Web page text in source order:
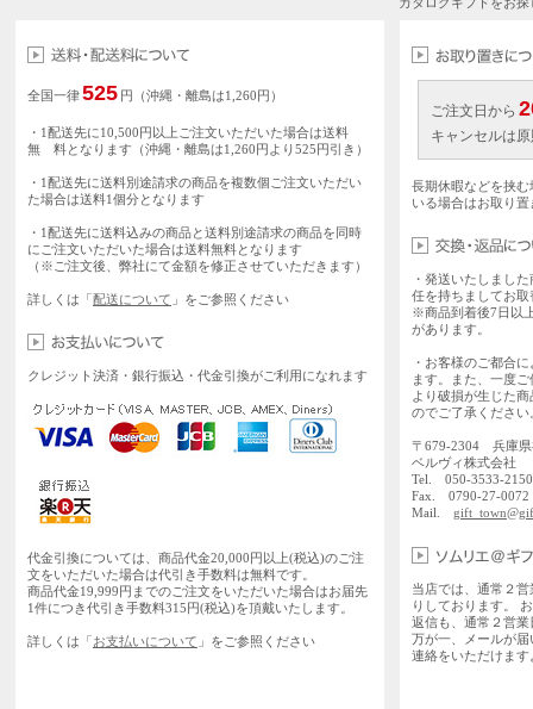
全国一律525 円（沖縄・離島は1,260円）
・1配送先に10,500円以上ご注文いただいた場合は送料
無 料となります（沖縄・離島は1,260円より525円引き）
・1配送先に送料別途請求の商品を複数個ご注文いただい
た場合は送料1個分となります
・1配送先に送料込みの商品と送料別途請求の商品を同時
にご注文いただいた場合は送料無料となります
（※ご注文後、弊社にて金額を修正させていただきます）
詳しくは「配送について 」をご参照ください
クレジット決済・銀行振込・代金引換がご利用になれます
代金引換については、商品代金20,000円以上(税込)のご注
文をいただいた場合は代引き手数料は無料です。
商品代金19,999円までのご注文をいただいた場合はお届先
1件につき代引き手数料315円(税込)を頂戴いたします。
詳しくは「お支払いについて 」をご参照ください
ご注文日から
キャンセルは
長期休暇などを挟
いる場合はお取り
・発送いたしまし
任を持ちましてお
※商品到着後7日以
があります。
・お客様のご都合
ます。また、一度
より破損が生じた
のでご了承ください
〒679-2304 兵庫県
ベルヴィ株式会社
Tel. 050-3533-
Fax. 0790-27-0072
Mail.
当店では、通常２
りしております。
返信も、通常２営
万が一、メールが
連絡をいただけま